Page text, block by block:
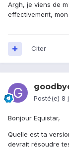
Argh, je viens de
effectivement,
Citer
Posté(e) 8
Bonjour Equistar,
Quelle est ta
devrait résoudre